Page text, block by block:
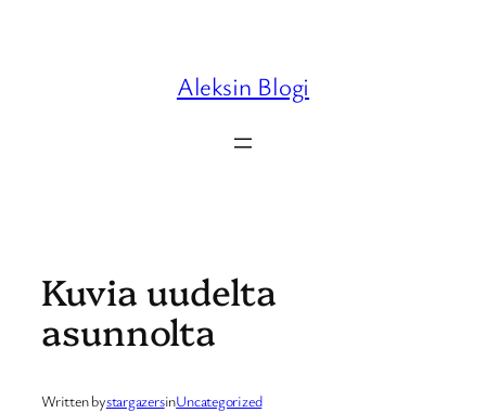
Aleksin Blogi
Kuvia uudelta
asunnolta
Written bystargazersinUncategorized